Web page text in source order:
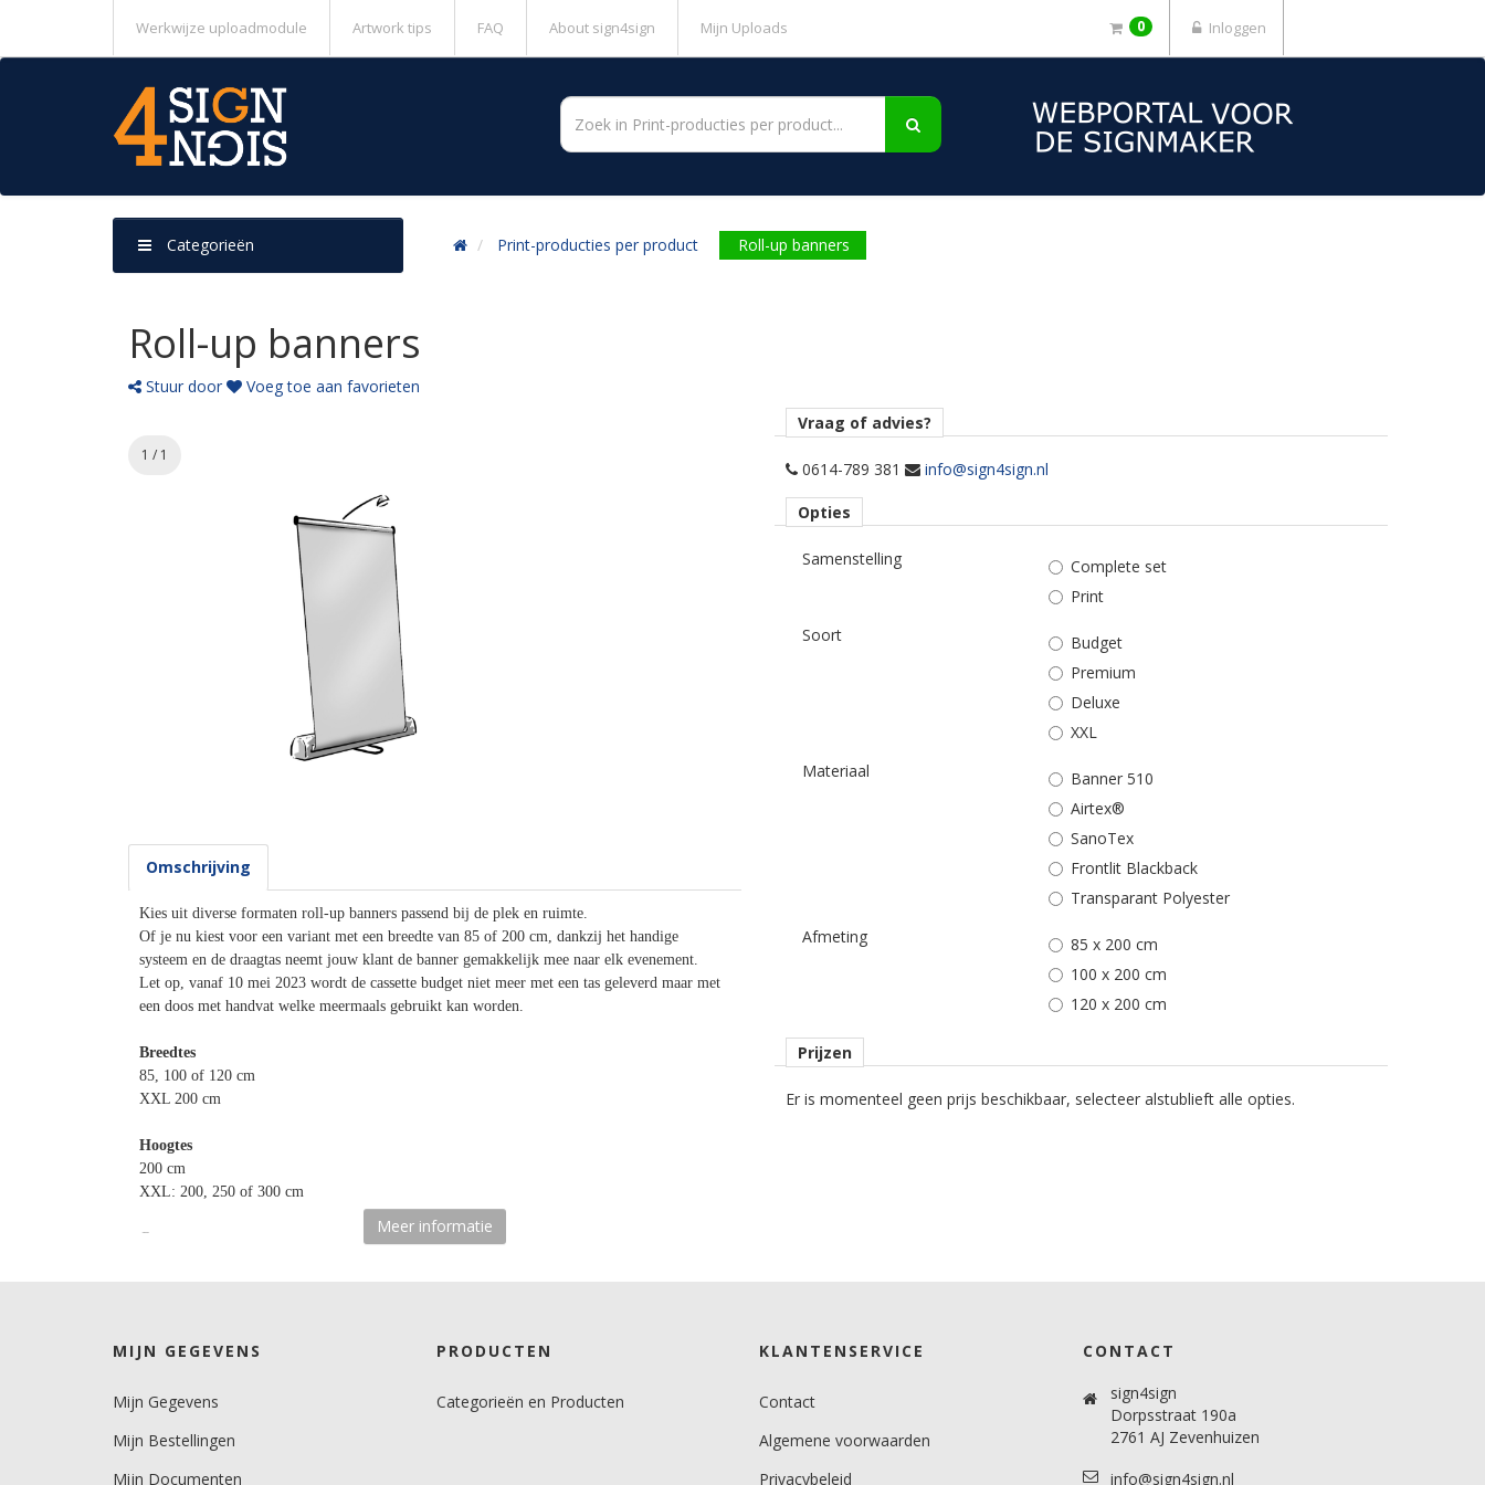
Werkwijze uploadmodule Artwork tips FAQ About sign4sign Mijn Uploads 0 Inloggen
Print-producties per product Roll-up banners
Categorieën
Roll-up banners
Stuur door Voeg toe aan favorieten
1 / 1
Omschrijving
Kies uit diverse formaten roll-up banners passend bij de plek en ruimte.
Of je nu kiest voor een variant met een breedte van 85 of 200 cm, dankzij het handige
systeem en de draagtas neemt jouw klant de banner gemakkelijk mee naar elk evenement.
Let op, vanaf 10 mei 2023 wordt de cassette budget niet meer met een tas geleverd maar met
een doos met handvat welke meermaals gebruikt kan worden.
Breedtes
85, 100 of 120 cm
XXL 200 cm
Hoogtes
200 cm
XXL: 200, 250 of 300 cm
Cassette
Gewicht
Roll up Premium: 3,1 - 3,6 kg
Roll up XXL: 14 kg
Meer informatie
Vraag of advies?
0614-789 381 info@sign4sign.nl
Opties
Samenstelling
Complete set
Print
Soort
Budget
Premium
Deluxe
XXL
Materiaal
Banner 510
Airtex®
SanoTex
Frontlit Blackback
Transparant Polyester
Afmeting
85 x 200 cm
100 x 200 cm
120 x 200 cm
Prijzen
Er is momenteel geen prijs beschikbaar, selecteer alstublieft alle opties.
MIJN GEGEVENS
Mijn Gegevens
Mijn Bestellingen
Mijn Documenten
PRODUCTEN
Categorieën en Producten
KLANTENSERVICE
Contact
Algemene voorwaarden
Privacybeleid
CONTACT
sign4sign
Dorpsstraat 190a
2761 AJ Zevenhuizen
info@sign4sign.nl